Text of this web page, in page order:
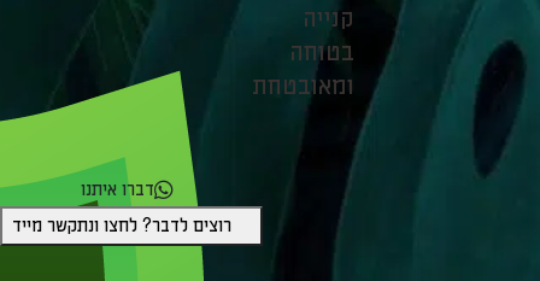
קנייה
בטוחה
ומאובטחת
דברו איתנו
רוצים לדבר? לחצו ונתקשר מייד